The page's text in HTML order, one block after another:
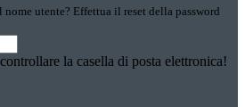
nome utente? Effettua il reset della password
la casella di posta elettronica!